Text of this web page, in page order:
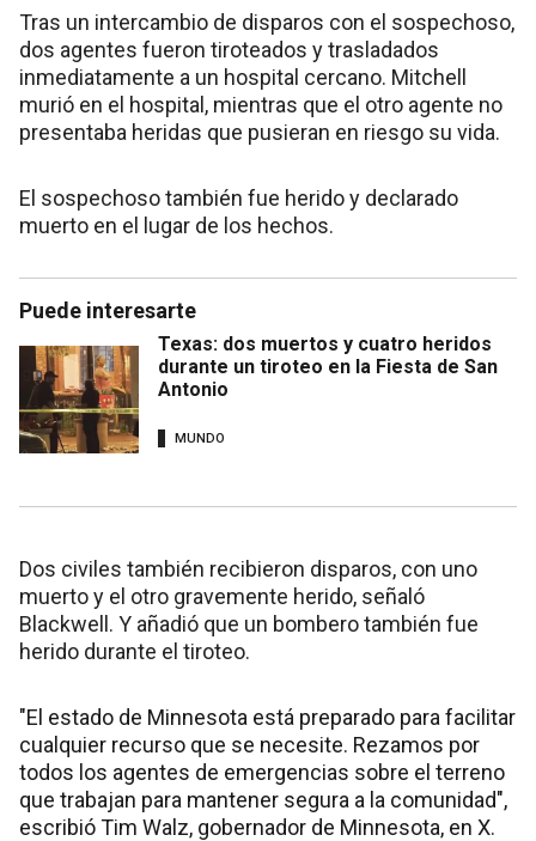
Tras un intercambio de disparos con el sospechoso,
dos agentes fueron tiroteados y trasladados
inmediatamente a un hospital cercano. Mitchell
murió en el hospital, mientras que el otro agente no
presentaba heridas que pusieran en riesgo su vida.
El sospechoso también fue herido y declarado
muerto en el lugar de los hechos.
Puede interesarte
Texas: dos muertos y cuatro heridos
durante un tiroteo en la Fiesta de San
Antonio
MUNDO
Dos civiles también recibieron disparos, con uno
muerto y el otro gravemente herido, señaló
Blackwell. Y añadió que un bombero también fue
herido durante el tiroteo.
"El estado de Minnesota está preparado para facilitar
cualquier recurso que se necesite. Rezamos por
todos los agentes de emergencias sobre el terreno
que trabajan para mantener segura a la comunidad",
escribió Tim Walz, gobernador de Minnesota, en X.